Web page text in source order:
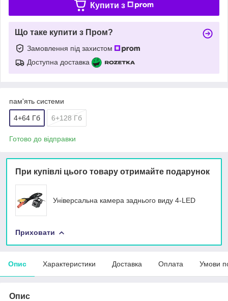
Купити з
Що таке купити з Пром?
Замовлення під захистом
Доступна доставка
пам'ять системи
4+64 Гб 6+128 Гб
Готово до відправки
При купівлі цього товару отримайте подарунок
Універсальна камера заднього виду 4-LED
Приховати
Опис Характеристики Доставка Оплата Умови
Опис